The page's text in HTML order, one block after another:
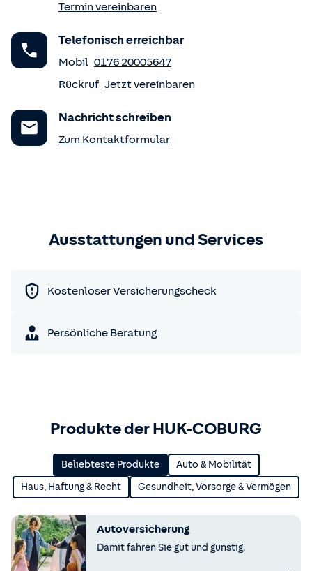
Termin vereinbaren
Telefonisch erreichbar
Mobil 0176 20005647
Rückruf Jetzt vereinbaren
Nachricht schreiben
Zum Kontaktformular
Ausstattungen und Services
Kostenloser Versicherungscheck
Persönliche Beratung
Produkte der HUK-COBURG
Beliebteste Produkte Auto & Mobilität
Haus, Haftung & Recht Gesundheit, Vorsorge & Vermögen
Autoversicherung
Damit fahren Sie gut und günstig.